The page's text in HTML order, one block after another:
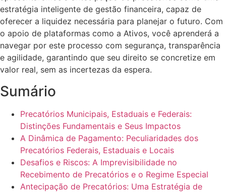
estratégia inteligente de gestão financeira, capaz de
oferecer a liquidez necessária para planejar o futuro. Com
o apoio de plataformas como a Ativos, você aprenderá a
navegar por este processo com segurança, transparência
e agilidade, garantindo que seu direito se concretize em
valor real, sem as incertezas da espera.
Sumário
Precatórios Municipais, Estaduais e Federais:
Distinções Fundamentais e Seus Impactos
A Dinâmica de Pagamento: Peculiaridades dos
Precatórios Federais, Estaduais e Locais
Desafios e Riscos: A Imprevisibilidade no
Recebimento de Precatórios e o Regime Especial
Antecipação de Precatórios: Uma Estratégia de